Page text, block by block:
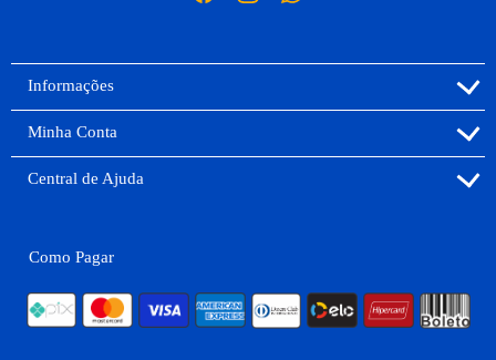
Informações
Minha Conta
Central de Ajuda
Como Pagar